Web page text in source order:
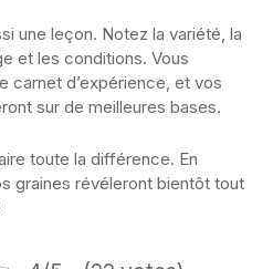
une leçon. Notez la variété, la
et les conditions. Vous
carnet d’expérience, et vos
sur de meilleures bases.
toute la différence. En
graines révéleront bientôt tout